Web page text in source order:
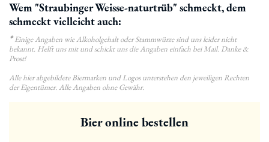
Wem "Straubinger Weisse-naturtrüb" schmeckt, dem
schmeckt vielleicht auch:
*Einige Angaben wie Alkoholgehalt oder Stammwürze sind uns leider nicht
bekannt. Helft uns mit und schickt uns die Angaben einfach bei Mail. Danke &
Prost!
Alle hier abgebildete Biermarken und Logos unterstehen den jeweiligen Rechten
der Eigentümer. Alle Angaben ohne Gewähr.
Bier online bestellen